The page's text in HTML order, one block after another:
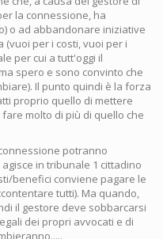
la connessione, ha
o ad abbandonare iniziative
per i costi, vuoi per i
per cui a tutt'oggi il
spero e sono convinto che
Il punto quindi è la forza
proprio quello di mettere
molto di più di quello che
potranno
in tribunale 1 cittadino
benefici conviene pagare le
tutti). Ma quando,
il gestore deve sobbarcarsi
dei propri avvocati e di